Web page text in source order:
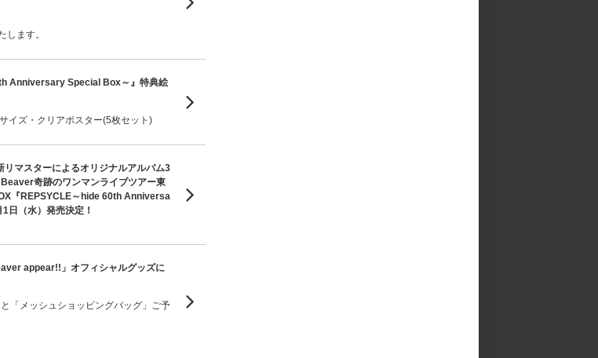
ます。
Anniversary Special Box～』特典絵
イズ・クリアポスター(5枚セット)
マスターによるオリジナルアルバム3
奇跡のワンマンライブツアー東
『REPSYCLE～hide 60th Anniversa
日（水）発売決定！
appear!!」オフィシャルグッズに
「メッシュショッピングバッグ」ご予